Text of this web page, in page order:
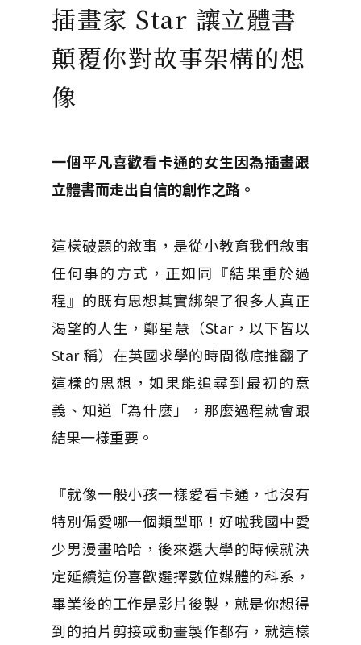
插畫家 Star 讓立體書
顛覆你對故事架構的想
像
一個平凡喜歡看卡通的女生因為插畫跟
立體書而走出自信的創作之路。
這樣破題的敘事，是從小教育我們敘事
任何事的方式，正如同『結果重於過
程』的既有思想其實綁架了很多人真正
渴望的人生，鄭星慧（Star，以下皆以
Star 稱）在英國求學的時間徹底推翻了
這樣的思想，如果能追尋到最初的意
義、知道「為什麼」，那麼過程就會跟
結果一樣重要。
『就像一般小孩一樣愛看卡通，也沒有
特別偏愛哪一個類型耶！好啦我國中愛
少男漫畫哈哈，後來選大學的時候就決
定延續這份喜歡選擇數位媒體的科系，
畢業後的工作是影片後製，就是你想得
到的拍片剪接或動畫製作都有，就這樣